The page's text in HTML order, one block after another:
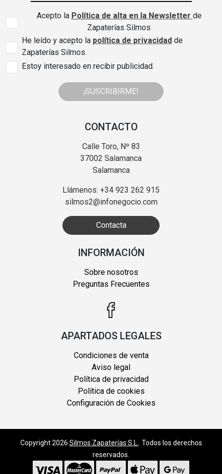
Acepto la Política de alta en la Newsletter de
Zapaterías Silmos
He leído y acepto la política de privacidad de
Zapaterías Silmos.
Estoy interesado en recibir publicidad.
¡SUSCRIBIRME!
CONTACTO
Calle Toro, Nº 83
37002 Salamanca
Salamanca
Llámenos: +34 923 262 915
silmos2@infonegocio.com
Contacta
INFORMACIÓN
Sobre nosotros
Preguntas Frecuentes
APARTADOS LEGALES
Condiciones de venta
Aviso legal
Política de privacidad
Política de cookies
Configuración de Cookies
Copyright 2026 Silmos Zapaterías S.L.
. Todos los derechos
reservados.